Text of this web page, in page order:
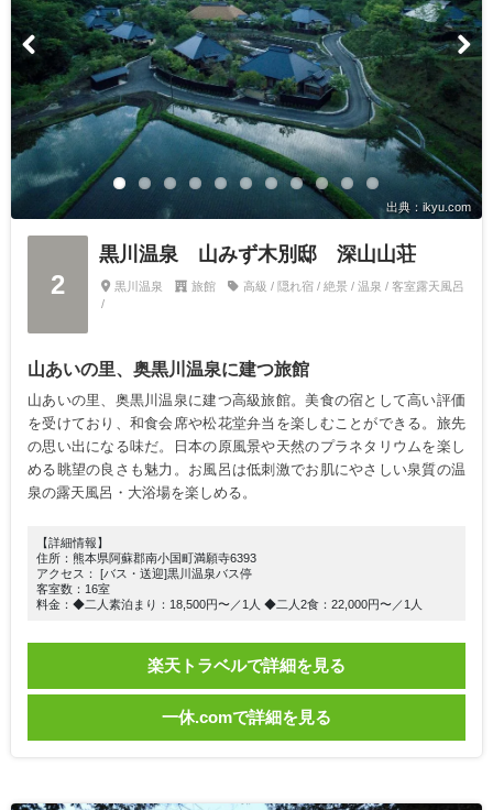
出典：ikyu.com
2
黒川温泉 山みず木別邸 深山山荘
黒川温泉 旅館
高級 / 隠れ宿 / 絶景 / 温泉 / 客室露天風呂
/
山あいの里、奥黒川温泉に建つ旅館
山あいの里、奥黒川温泉に建つ高級旅館。美食の宿として高い評価
を受けており、和食会席や松花堂弁当を楽しむことができる。旅先
の思い出になる味だ。日本の原風景や天然のプラネタリウムを楽し
める眺望の良さも魅力。お風呂は低刺激でお肌にやさしい泉質の温
泉の露天風呂・大浴場を楽しめる。
【詳細情報】
住所：熊本県阿蘇郡南小国町満願寺6393
アクセス： [バス・送迎]黒川温泉バス停
客室数：16室
料金：◆二人素泊まり：18,500円〜／1人 ◆二人2食：22,000円〜／1人
楽天トラベルで詳細を見る
一休.comで詳細を見る